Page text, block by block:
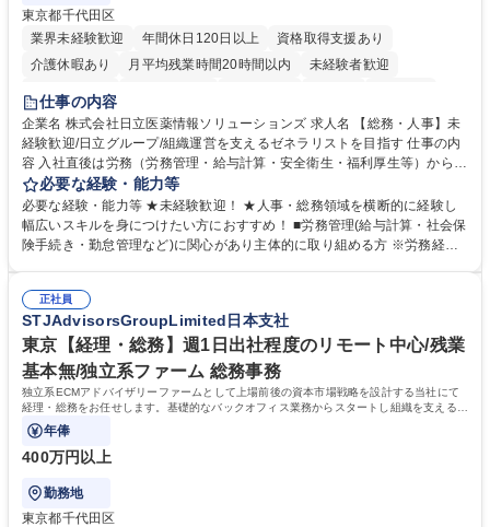
東京都千代田区
業界未経験歓迎
年間休日120日以上
資格取得支援あり
介護休暇あり
月平均残業時間20時間以内
未経験者歓迎
住宅手当あり
育休あり
完全週休2日制 交通費支給 土日祝休み 寮・社宅あり
仕事の内容
企業名 株式会社日立医薬情報ソリューションズ 求人名 【総務・人事】未
経験歓迎/日立グループ/組織運営を支えるゼネラリストを目指す 仕事の内
容 入社直後は労務（労務管理・給与計算・安全衛生・福利厚生等）からお
任せいたします。将来は総務・採用・教育業務へ守備範囲を広げ、組織運
営を支えるゼネラリストをめざせます。 ・初期業務：労働時間管理、給与
計算、社会保険対応、福利厚生管理、安全衛生、健康経営推進等をお任せ
します。ご経験に応じて、休職者管理など、幅広く経験を積んでいただき
幅広く経験を積みたい意欲がある方に最適な環境です。 募集職種 【総
務・人事】未経験歓迎/日立グループ/組織運営を支えるゼネラリストを目
指す
必要な経験・能力等
必要な経験・能力等 ★未経験歓迎！ ★人事・総務領域を横断的に経験し
幅広いスキルを身につけたい方におすすめ！ ■労務管理(給与計算・社会保
険手続き・勤怠管理など)に関心があり主体的に取り組める方 ※労務経験
のご経験 ■労務管理（給与計算・社会保険手続き・勤怠管理など）の経験
■衛生管理者の資格をお持ちの方 学歴・資格 学歴：大学院 大学 高専 短大
専修学校 高校 語学力： 資格：
正社員
STJAdvisorsGroupLimited日本支社
東京【経理・総務】週1日出社程度のリモート中心/残業
基本無/独立系ファーム 総務事務
独立系ECMアドバイザリーファームとして上場前後の資本市場戦略を設計する当社にて
経理・総務をお任せします。基礎的なバックオフィス業務からスタートし組織を支える専
任担当として広く活躍できる環境です。
年俸
400万円以上
勤務地
東京都千代田区